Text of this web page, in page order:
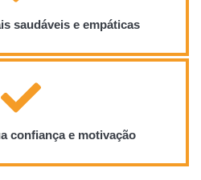
saudáveis e empáticas
confiança e motivação